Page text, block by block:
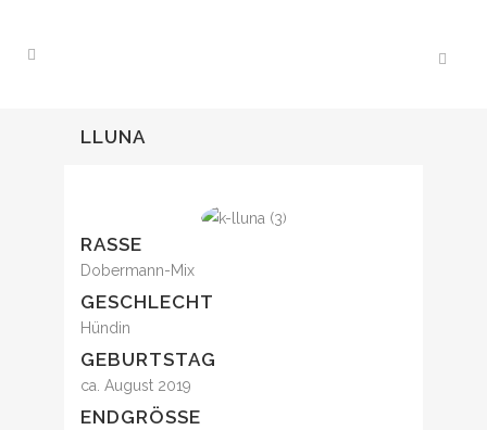
LLUNA
RASSE
Dobermann-Mix
GESCHLECHT
Hündin
GEBURTSTAG
ca. August 2019
ENDGRÖSSE